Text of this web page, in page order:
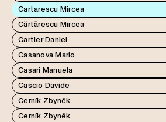
Cartarescu Mircea
Cărtărescu Mircea
Cartier Daniel
Casanova Mario
Casari Manuela
Cascio Davide
Cerník Zbyněk
Cerník Zbyněk